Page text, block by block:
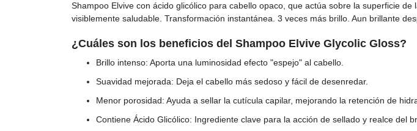
Shampoo Elvive con ácido glicólico para cabello opaco, que actúa sobre la superficie
visiblemente saludable. Transformación instantánea. 3 veces más brillo. Aun brillante
¿Cuáles son los beneficios del Shampoo Elvive Glycolic Gloss?
Brillo intenso: Aporta una luminosidad efecto "espejo" al cabello.
Suavidad mejorada: Deja el cabello más sedoso y fácil de desenredar.
Menor porosidad: Ayuda a sellar la cutícula capilar, mejorando la retención de
Contiene Ácido Glicólico: Ingrediente clave para la acción de sellado y realce del